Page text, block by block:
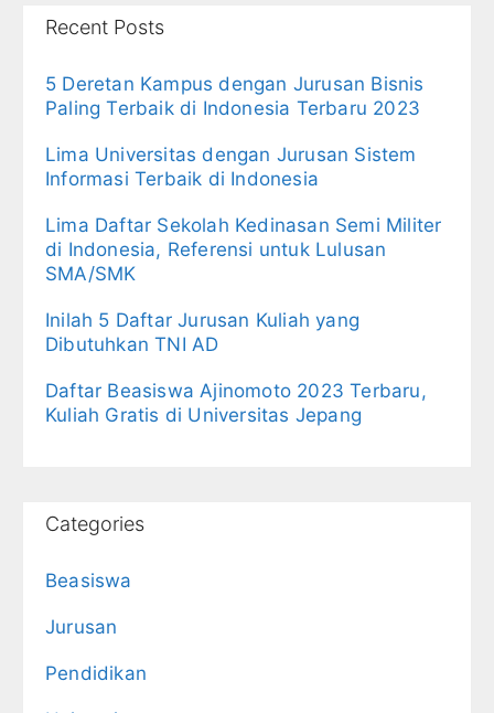
Recent Posts
5 Deretan Kampus dengan Jurusan Bisnis
Paling Terbaik di Indonesia Terbaru 2023
Lima Universitas dengan Jurusan Sistem
Informasi Terbaik di Indonesia
Lima Daftar Sekolah Kedinasan Semi Militer
di Indonesia, Referensi untuk Lulusan
SMA/SMK
Inilah 5 Daftar Jurusan Kuliah yang
Dibutuhkan TNI AD
Daftar Beasiswa Ajinomoto 2023 Terbaru,
Kuliah Gratis di Universitas Jepang
Categories
Beasiswa
Jurusan
Pendidikan